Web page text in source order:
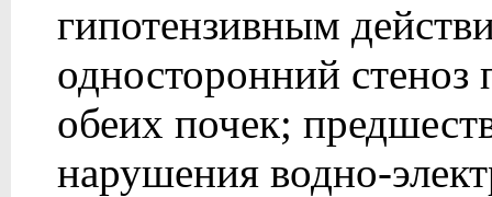
гипотензивным
односторонний
обеих почек;
нарушения водно-